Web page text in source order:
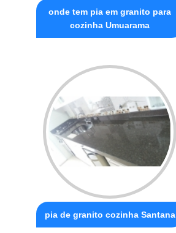
onde tem pia em granito para
cozinha Umuarama
pia de granito cozinha Santana